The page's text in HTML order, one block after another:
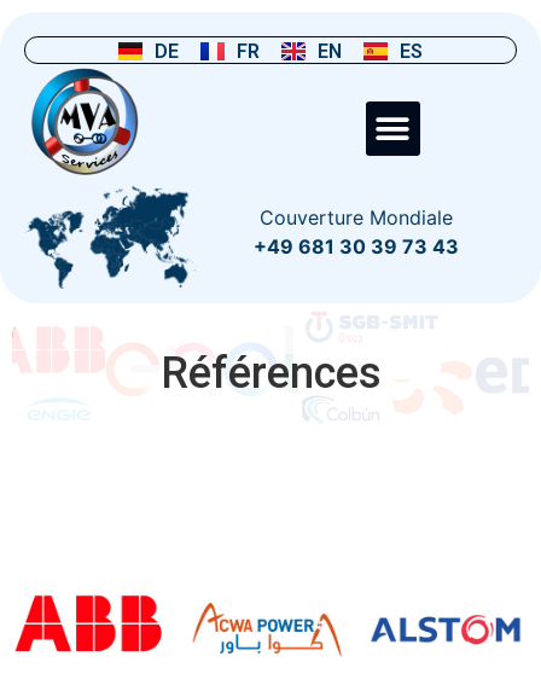
DE FR EN ES
Couverture Mondiale
+49 681 30 39 73 43
Références